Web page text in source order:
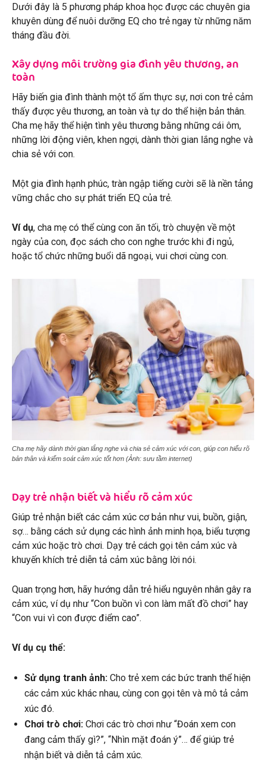
Dưới đây là 5 phương pháp khoa học được các chuyên gia
khuyên dùng để nuôi dưỡng EQ cho trẻ ngay từ những năm
tháng đầu đời.
Xây dựng môi trường gia đình yêu thương, an
toàn
Hãy biến gia đình thành một tổ ấm thực sự, nơi con trẻ cảm
thấy được yêu thương, an toàn và tự do thể hiện bản thân.
Cha mẹ hãy thể hiện tình yêu thương bằng những cái ôm,
những lời động viên, khen ngợi, dành thời gian lắng nghe và
chia sẻ với con.
Một gia đình hạnh phúc, tràn ngập tiếng cười sẽ là nền tảng
vững chắc cho sự phát triển EQ của trẻ.
Ví dụ, cha mẹ có thể cùng con ăn tối, trò chuyện về một
ngày của con, đọc sách cho con nghe trước khi đi ngủ,
hoặc tổ chức những buổi dã ngoại, vui chơi cùng con.
Cha mẹ hãy dành thời gian lắng nghe và chia sẻ cảm xúc với con, giúp con hiểu rõ
bản thân và kiểm soát cảm xúc tốt hơn (Ảnh: sưu tầm internet)
Dạy trẻ nhận biết và hiểu rõ cảm xúc
Giúp trẻ nhận biết các cảm xúc cơ bản như vui, buồn, giận,
sợ… bằng cách sử dụng các hình ảnh minh họa, biểu tượng
cảm xúc hoặc trò chơi. Dạy trẻ cách gọi tên cảm xúc và
khuyến khích trẻ diễn tả cảm xúc bằng lời nói.
Quan trọng hơn, hãy hướng dẫn trẻ hiểu nguyên nhân gây ra
cảm xúc, ví dụ như “Con buồn vì con làm mất đồ chơi” hay
“Con vui vì con được điểm cao”.
Ví dụ cụ thể:
Sử dụng tranh ảnh: Cho trẻ xem các bức tranh thể hiện
các cảm xúc khác nhau, cùng con gọi tên và mô tả cảm
xúc đó.
Chơi trò chơi: Chơi các trò chơi như “Đoán xem con
đang cảm thấy gì?”, “Nhìn mặt đoán ý”… để giúp trẻ
nhận biết và diễn tả cảm xúc.